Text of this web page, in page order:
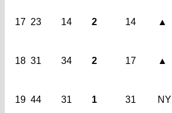
17 23 14 2 14 ▲
18 31 34 2 17 ▲
19 44 31 1 31 NY